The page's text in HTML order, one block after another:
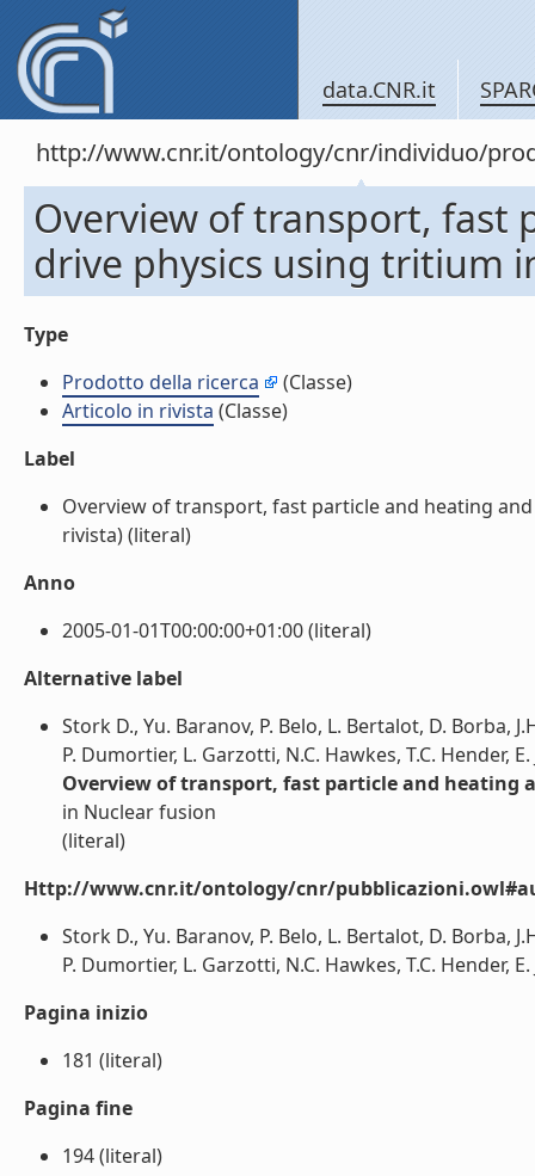
data.CNR.it
http://www.cnr.it/ontology/cnr/individuo/
Overview of transport, fast
drive physics using tritium
Type
Prodotto della ricerca
(Classe)
Articolo in rivista (Classe)
Label
Overview of transport, fast particle and heating
rivista) (literal)
Anno
2005-01-01T00:00:00+01:00 (literal)
Alternative label
Stork D., Yu. Baranov, P. Belo, L. Bertalot, D. Borba,
P. Dumortier, L. Garzotti, N.C. Hawkes, T.C. Hender,
Overview of transport, fast particle and heating
in Nuclear fusion
(literal)
Http://www.cnr.it/ontology/cnr/
Stork D., Yu. Baranov, P. Belo, L. Bertalot, D. Borba,
P. Dumortier, L. Garzotti, N.C. Hawkes, T.C. Hender,
Pagina inizio
181 (literal)
Pagina fine
194 (literal)